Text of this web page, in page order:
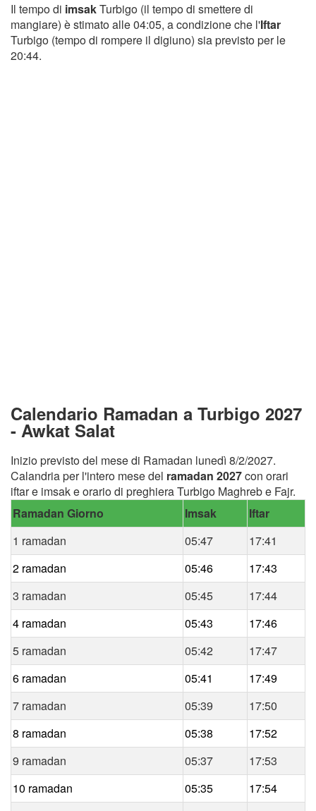
Il tempo di imsakTurbigo (il tempo di smettere di
mangiare) è stimato alle 04:05, a condizione che l'Iftar
Turbigo (tempo di rompere il digiuno) sia previsto per le
20:44.
Calendario Ramadan a Turbigo 2027
- Awkat Salat
Inizio previsto del mese di Ramadan lunedì 8/2/2027.
Calandria per l'intero mese del ramadan 2027con orari
iftar e imsak e orario di preghiera Turbigo Maghreb e Fajr.
Ramadan Giorno
Imsak
Iftar
1 ramadan
05:47
17:41
2 ramadan
05:46
17:43
3 ramadan
05:45
17:44
4 ramadan
05:43
17:46
5 ramadan
05:42
17:47
6 ramadan
05:41
17:49
7 ramadan
05:39
17:50
8 ramadan
05:38
17:52
9 ramadan
05:37
17:53
10 ramadan
05:35
17:54